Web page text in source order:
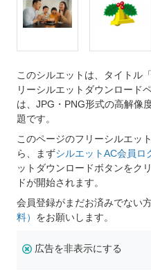
このシルエットは、タイトル
リーシルエットダウンロード
は、JPG・PNG形式の高解像
題です。
このページのフリーシルエッ
ら、まずシルエットAC会員ロ
ットダウンロードボタンをク
ドが開始されます。
会員登録がまだお済みでない方
料） をお願いします。
広告を非表示にする